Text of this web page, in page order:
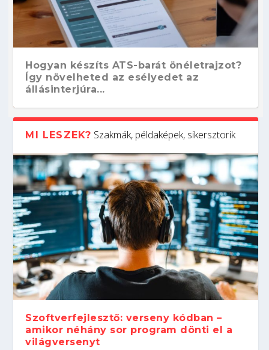
Hogyan készíts ATS-barát önéletrajzot?
Így növelheted az esélyedet az
állásinterjúra...
Kitalálod, mire használják ezeket a
gépeket?
Nem sikerült az egyetemi felvételi?
Tanulj szakmát!
Szoftverfejlesztő: verseny kódban –
amikor néhány sor program dönti el a
világversenyt...
Digitális detox – hogyan kapcsolódj ki
telefon nélkül?
MI LESZEK? Szakmák, példaképek, sikersztorik
Szoftverfejlesztő: verseny kódban –
amikor néhány sor program dönti el a
világversenyt